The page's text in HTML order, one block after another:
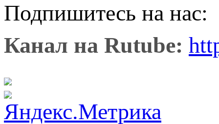
Подпишитесь на нас:
Канал на Rutube: